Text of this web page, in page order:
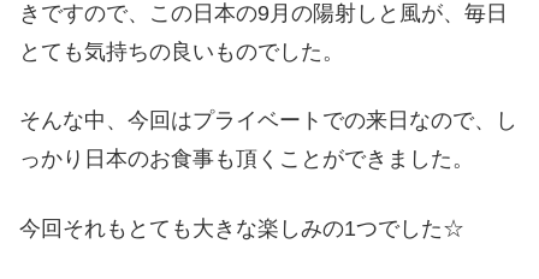
きですので、この日本の9月の陽射しと風が、毎日
とても気持ちの良いものでした。
そんな中、今回はプライベートでの来日なので、し
っかり日本のお食事も頂くことができました。
今回それもとても大きな楽しみの1つでした☆